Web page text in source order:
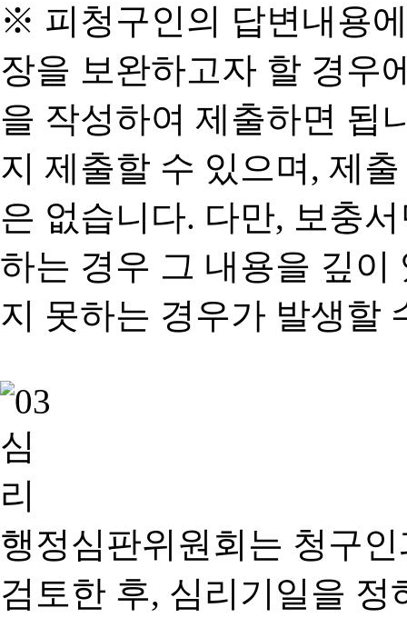
※ 피청구인의 답변내용
장을 보완하고자 할 경우
을 작성하여 제출하면 됩
지 제출할 수 있으며, 제
은 없습니다. 다만, 보충
하는 경우 그 내용을 깊이
지 못하는 경우가 발생할
행정심판위원회는 청구
검토한 후, 심리기일을 정